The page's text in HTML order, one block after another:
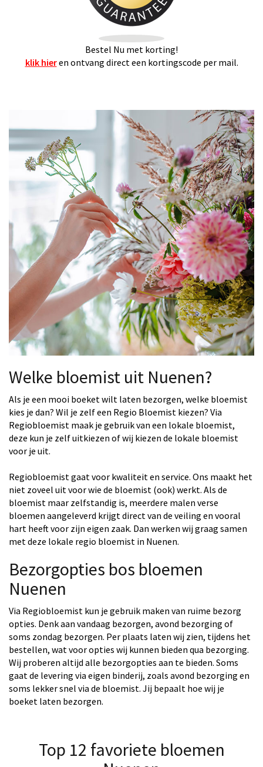
Bestel Nu met korting!
klik hieren ontvang direct een kortingscode per mail.
Welke bloemist uit Nuenen?
Als je een mooi boeket wilt laten bezorgen, welke bloemist
kies je dan? Wil je zelf een Regio Bloemist kiezen? Via
Regiobloemist maak je gebruik van een lokale bloemist,
deze kun je zelf uitkiezen of wij kiezen de lokale bloemist
voor je uit.
Regiobloemist gaat voor kwaliteit en service. Ons maakt het
niet zoveel uit voor wie de bloemist (ook) werkt. Als de
bloemist maar zelfstandig is, meerdere malen verse
bloemen aangeleverd krijgt direct van de veiling en vooral
hart heeft voor zijn eigen zaak. Dan werken wij graag samen
met deze lokale regio bloemist in Nuenen.
Bezorgopties bos bloemen
Nuenen
Via Regiobloemist kun je gebruik maken van ruime bezorg
opties. Denk aan vandaag bezorgen, avond bezorging of
soms zondag bezorgen. Per plaats laten wij zien, tijdens het
bestellen, wat voor opties wij kunnen bieden qua bezorging.
Wij proberen altijd alle bezorgopties aan te bieden. Soms
gaat de levering via eigen binderij, zoals avond bezorging en
soms lekker snel via de bloemist. Jij bepaalt hoe wij je
boeket laten bezorgen.
Top 12 favoriete bloemen